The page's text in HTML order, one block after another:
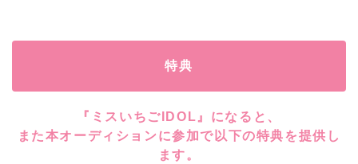
特典
『ミスいちごIDOL』になると、
また本オーディションに参加で以下の特典を提供し
ます。